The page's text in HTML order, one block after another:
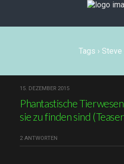
Tags ›
15. DEZEMBER 2015
Phantastische
sie zu finden sind
2 ANTWORTEN